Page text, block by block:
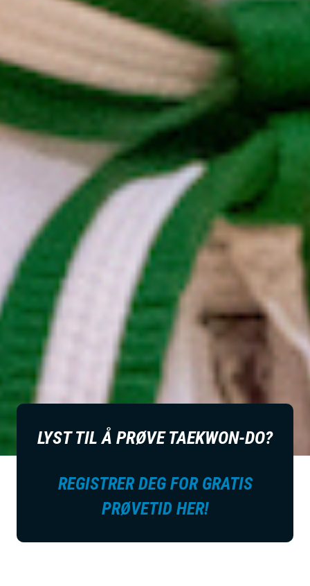
LYST TIL Å PRØVE TAEKWON-DO?
REGISTRER DEG FOR GRATIS
PRØVETID HER!